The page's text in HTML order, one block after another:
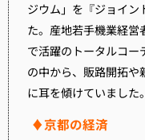
ジウム」を『ジョイン
た。産地若手機業経
で活躍のトータルコー
の中から、販路開拓
に耳を傾けていました
♦京都の経済